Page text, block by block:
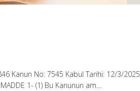
Kanun No: 7545 Kabul Tarihi: 12/3/2025
1- (1) Bu Kanunun am…